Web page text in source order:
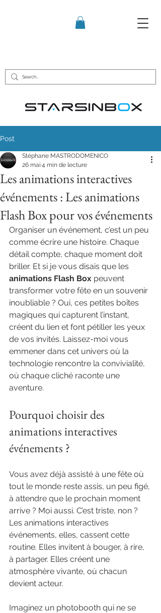
Post
Les animations interactives
événements : Les animations
Flash Box pour vos événements
Stéphane MASTRODOMENICO
26 mai 4 min de lecture
Organiser un événement, c’est un peu
comme écrire une histoire. Chaque
détail compte, chaque moment doit
briller. Et si je vous disais que les
animations Flash Box peuvent
transformer votre fête en un souvenir
inoubliable ? Oui, ces petites boîtes
magiques qui capturent l’instant,
créent du lien et font pétiller les yeux
de vos invités. Laissez-moi vous
emmener dans cet univers où la
technologie rencontre la convivialité,
où chaque cliché raconte une
aventure.
Pourquoi choisir des
animations interactives
événements ?
Vous avez déjà assisté à une fête où
tout le monde reste assis, un peu figé,
à attendre que le prochain moment
arrive ? Moi aussi. C’est triste, non ?
Les animations interactives
événements, elles, cassent cette
routine. Elles invitent à bouger, à rire,
à partager. Elles créent une
atmosphère vivante, où chacun
devient acteur.
Imaginez un photobooth qui ne se